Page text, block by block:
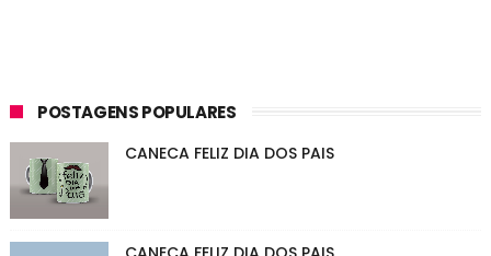
POSTAGENS POPULARES
CANECA FELIZ DIA DOS PAIS